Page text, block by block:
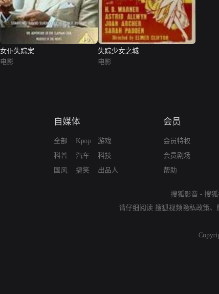
女仆失踪案
电影
失踪少女之城
电影
自媒体
全部
科普
国风
Kpop
汽车
搞笑
游戏
科技
出品人
会员
会员特权
会员剧场
帮助
搜狐影音 - 搜
请仔细阅读 搜狐视频隐私政策、